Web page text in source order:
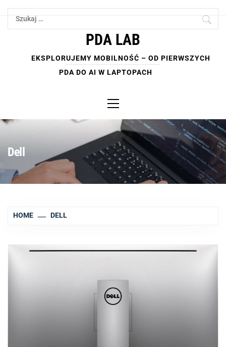
Skip
Szukaj:
PDA LAB
EKSPLORUJEMY MOBILNOŚĆ – OD PIERWSZYCH
PDA DO AI W LAPTOPACH
Menu
Dell
HOME DELL